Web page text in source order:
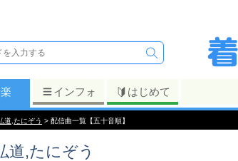
インフォ はじめて
道,たにぞう > 配信曲一覧【五十音順】
道,たにぞう